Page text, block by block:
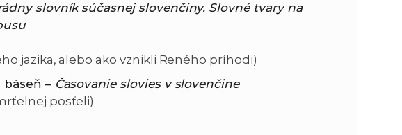
slovník súčasnej slovenčiny. Slovné tvary na
jazika, alebo ako vznikli Reného príhodi)
báseň – Časovanie slovies v slovenčine
posťeli)